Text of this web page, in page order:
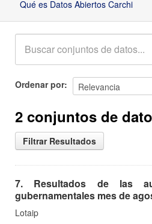
Qué es Datos Abiertos Carchi
Ordenar por
2 conjuntos de
Filtrar Resultados
7. Resultados de las
gubernamentales mes de
Lotaip